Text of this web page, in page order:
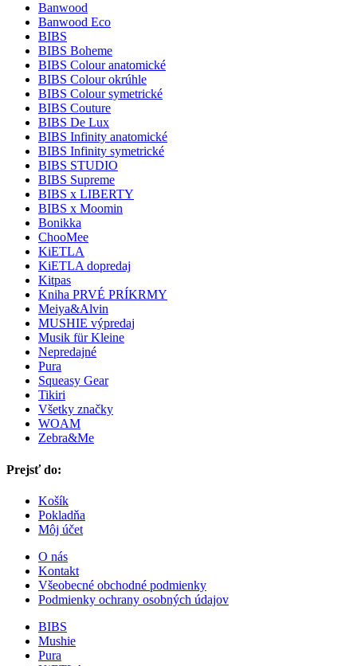
Banwood
Banwood Eco
BIBS
BIBS Boheme
BIBS Colour anatomické
BIBS Colour okrúhle
BIBS Colour symetrické
BIBS Couture
BIBS De Lux
BIBS Infinity anatomické
BIBS Infinity symetrické
BIBS STUDIO
BIBS Supreme
BIBS x LIBERTY
BIBS x Moomin
Bonikka
ChooMee
KiETLA
KiETLA dopredaj
Kitpas
Kniha PRVÉ PRÍKRMY
Meiya&Alvin
MUSHIE výpredaj
Musik für Kleine
Nepredajné
Pura
Squeasy Gear
Tikiri
Všetky značky
WOAM
Zebra&Me
Prejsť do:
Košík
Pokladňa
Môj účet
O nás
Kontakt
Všeobecné obchodné podmienky
Podmienky ochrany osobných údajov
BIBS
Mushie
Pura